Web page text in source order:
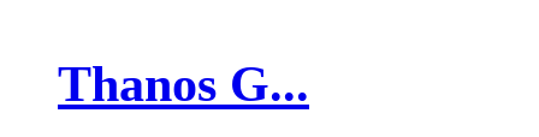
Thanos G...